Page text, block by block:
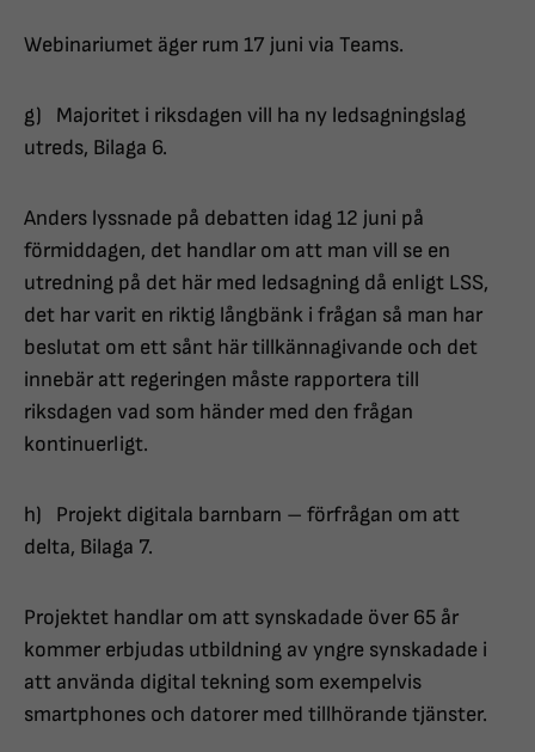
Webinariumet äger rum 17 juni via Teams.
g) Majoritet i riksdagen vill ha ny ledsagningslag
utreds, Bilaga 6.
Anders lyssnade på debatten idag 12 juni på
förmiddagen, det handlar om att man vill se en
utredning på det här med ledsagning då enligt LSS,
det har varit en riktig långbänk i frågan så man har
beslutat om ett sånt här tillkännagivande och det
innebär att regeringen måste rapportera till
riksdagen vad som händer med den frågan
kontinuerligt.
h) Projekt digitala barnbarn – förfrågan om att
delta, Bilaga 7.
Projektet handlar om att synskadade över 65 år
kommer erbjudas utbildning av yngre synskadade i
att använda digital tekning som exempelvis
smartphones och datorer med tillhörande tjänster.